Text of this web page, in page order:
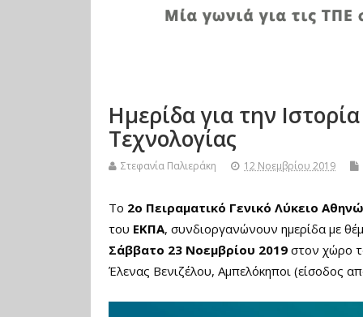
Ημερίδα για την
Τεχνολογίας
Στεφανία Παλιεράκη 12 Νοεμβρίου 2019
Το 2ο Πειραματικό Γενικό Λύκειο
του ΕΚΠΑ, συνδιοργανώνουν ημερίδα με
Σάββατο 23 Νοεμβρίου 2019 στον χώρο
Έλενας Βενιζέλου, Αμπελόκηποι (είσοδος